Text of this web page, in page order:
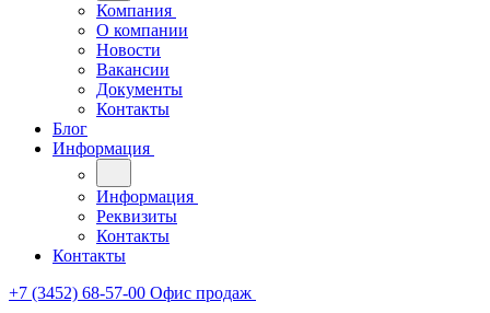
Компания
О компании
Новости
Вакансии
Документы
Контакты
Блог
Информация
Информация
Реквизиты
Контакты
Контакты
+7 (3452) 68-57-00 Офис продаж